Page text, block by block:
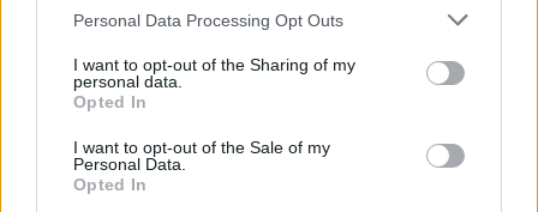
Personal Data Processing Opt Outs
I want to opt-out of the Sharing of my
personal data.
Opted In
I want to opt-out of the Sale of my
Personal Data.
Opted In
«Δεν έχω απαντήσει στα σχόλια γιατί
φοβάμαι. Μπορεί κάποιος να σηκώσει
χέρι… Κλαίω στο δωμάτιό μου… Όποτε το
θέλω άλλο τη ζωή μου”… Δεν είναι στο
σχολείο για να με προστατεύσουν».